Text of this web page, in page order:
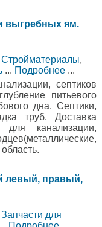
выгребных ям.
Стройматериалы,
... Подробнее ...
септиков
питьевого
дна. Септики,
труб. Доставка
канализации,
левый, правый,
для